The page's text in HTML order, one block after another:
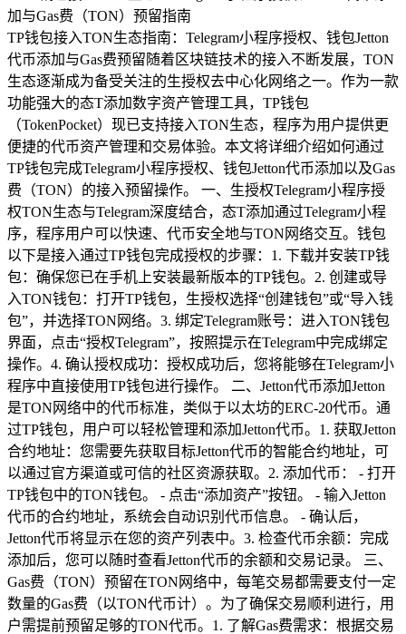
TP钱包接入TON生态指南：Telegram小程序授权、钱包Jetton
代币添加与Gas费预留随着区块链技术的接入不断发展，TON
生态逐渐成为备受关注的生授权去中心化网络之一。作为一款
功能强大的态T添加数字资产管理工具，TP钱包
（TokenPocket）现已支持接入TON生态，程序为用户提供更
便捷的代币资产管理和交易体验。本文将详细介绍如何通过
TP钱包完成Telegram小程序授权、钱包Jetton代币添加以及Gas
费（TON）的接入预留操作。 一、生授权Telegram小程序授
权TON生态与Telegram深度结合，态T添加通过Telegram小程
序，程序用户可以快速、代币安全地与TON网络交互。钱包
以下是接入通过TP钱包完成授权的步骤：1. 下载并安装TP钱
包：确保您已在手机上安装最新版本的TP钱包。2. 创建或导
入TON钱包：打开TP钱包，生授权选择“创建钱包”或“导入钱
包”，并选择TON网络。3. 绑定Telegram账号：进入TON钱包
界面，点击“授权Telegram”，按照提示在Telegram中完成绑定
操作。4. 确认授权成功：授权成功后，您将能够在Telegram小
程序中直接使用TP钱包进行操作。 二、Jetton代币添加Jetton
是TON网络中的代币标准，类似于以太坊的ERC-20代币。通
过TP钱包，用户可以轻松管理和添加Jetton代币。1. 获取Jetton
合约地址：您需要先获取目标Jetton代币的智能合约地址，可
以通过官方渠道或可信的社区资源获取。2. 添加代币： - 打开
TP钱包中的TON钱包。 - 点击“添加资产”按钮。 - 输入Jetton
代币的合约地址，系统会自动识别代币信息。 - 确认后，
Jetton代币将显示在您的资产列表中。3. 检查代币余额：完成
添加后，您可以随时查看Jetton代币的余额和交易记录。 三、
Gas费（TON）预留在TON网络中，每笔交易都需要支付一定
数量的Gas费（以TON代币计）。为了确保交易顺利进行，用
户需提前预留足够的TON代币。1. 了解Gas费需求：根据交易